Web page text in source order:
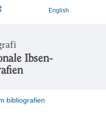
English
Ibsen-
bibliografien